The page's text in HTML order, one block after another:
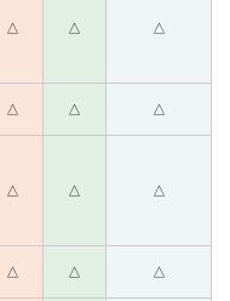
△ △ △
△ △ △
△ △ △
△ △ △